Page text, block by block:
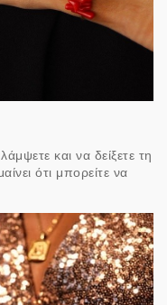
και να δείξετε τη
ότι μπορείτε να